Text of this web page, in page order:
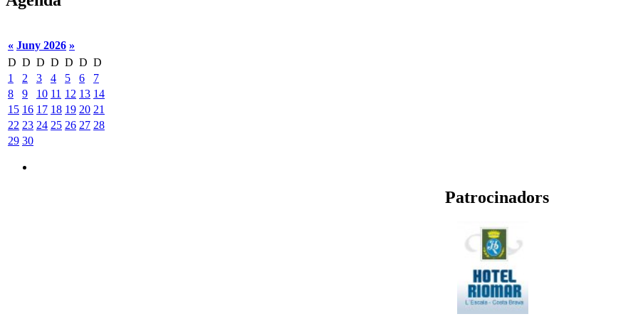
« Juny 2026 »
D D D D D D D
1
2 3 4 5 6
7
8
9 10 11 12 13 14
15 16 17 18 19 20 21
22 23 24 25 26 27 28
29 30
Patrocinadors